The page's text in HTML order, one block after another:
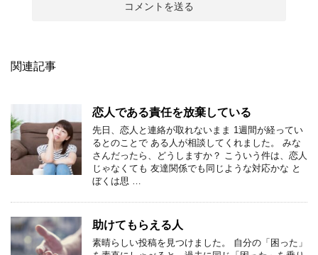
関連記事
恋人である責任を放棄している
先日、恋人と連絡が取れないまま 1週間が経ってい
るとのことで ある人が相談してくれました。 みな
さんだったら、どうしますか？ こういう件は、恋人
じゃなくても 友達関係でも同じような対応かな と
ぼくは思 …
助けてもらえる人
素晴らしい投稿を見つけました。 自分の「困った」